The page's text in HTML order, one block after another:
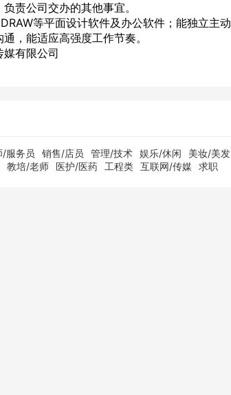
责公司交办的其他事宜。
等平面设计软件及办公软件；能独立主动
，能适应高强度工作节奏。
有限公司
/服务员 销售/店员 管理/技术 娱乐/休闲
美妆/美发
教培/老师 医护/医药 工程类 互联网/传媒 求职